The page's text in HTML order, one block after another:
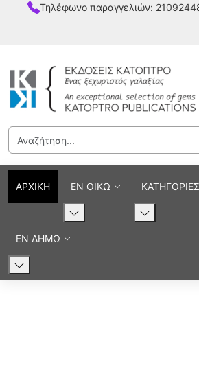
Τηλέφωνο παραγγελιών:
ΑΡΧΙΚΗ ΕΝ ΟΙΚΩ ΚΑΤΗΓΟΡΙΕΣ
ΕΝ ΔΗΜΩ